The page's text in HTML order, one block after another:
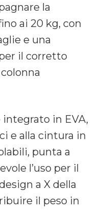
la
ai 20 kg, con
e una
il corretto
in EVA,
e alla cintura in
punta a
l’uso per il
a X della
il peso in